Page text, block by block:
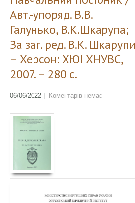
Авт.-упоряд. В.В.
Галунько, В.К.Шкарупа;
За заг. ред. В.К. Шкарупи
– Херсон: ХЮІ ХНУВС,
2007. – 280 с.
06/06/2022 Коментарів немає